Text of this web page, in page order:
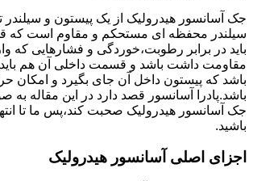
جک آسانسور هیدرولیک از یک پیستون و
سیلندر محفظه ای مستحکم و مقاوم است
باید در برابر رطوبت،خوردگی و فشارهایی که
مقاومت داشت باشد و قسمت داخلی آن هم
باشد که پیستون داخل آن جای بگیرد و امکان
باشد.پادرا آسانسور قصد دارد در این مقاله
جک آسانسور هیدرولیک صحبت کند،پس ما تا
باشید.
اجزای اصلی آسانسور هیدرولیک